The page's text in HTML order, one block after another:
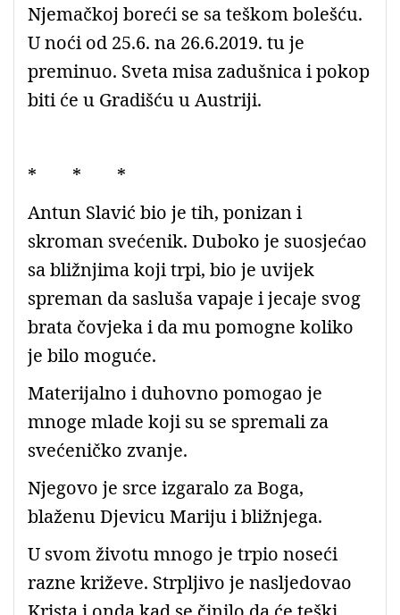
Njemačkoj boreći se sa teškom bolešću.
U noći od 25.6. na 26.6.2019. tu je
preminuo. Sveta misa zadušnica i pokop
biti će u Gradišću u Austriji.
* * *
Antun Slavić bio je tih, ponizan i
skroman svećenik. Duboko je suosjećao
sa bližnjima koji trpi, bio je uvijek
spreman da sasluša vapaje i jecaje svog
brata čovjeka i da mu pomogne koliko
je bilo moguće.
Materijalno i duhovno pomogao je
mnoge mlade koji su se spremali za
svećeničko zvanje.
Njegovo je srce izgaralo za Boga,
blaženu Djevicu Mariju i bližnjega.
U svom životu mnogo je trpio noseći
razne križeve. Strpljivo je nasljedovao